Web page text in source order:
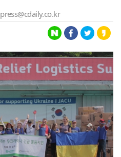
press@cdaily.co.kr